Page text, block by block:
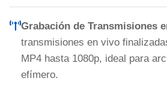
Grabación de Transmisiones
transmisiones en vivo
MP4 hasta 1080p, ideal para
efímero.